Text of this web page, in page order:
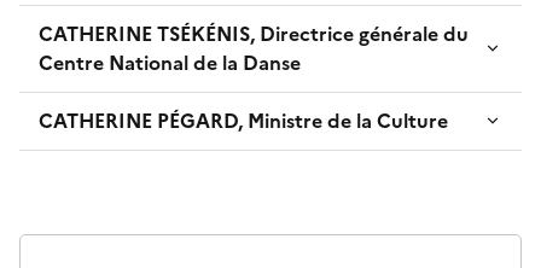
CATHERINE TSÉKÉNIS, Directrice générale du
Centre National de la Danse
CATHERINE PÉGARD, Ministre de la Culture